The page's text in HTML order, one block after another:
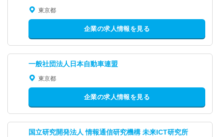
東京都
企業の求人情報を見る
一般社団法人日本自動車連盟
東京都
企業の求人情報を見る
国立研究開発法人 情報通信研究機構 未来ICT研究所